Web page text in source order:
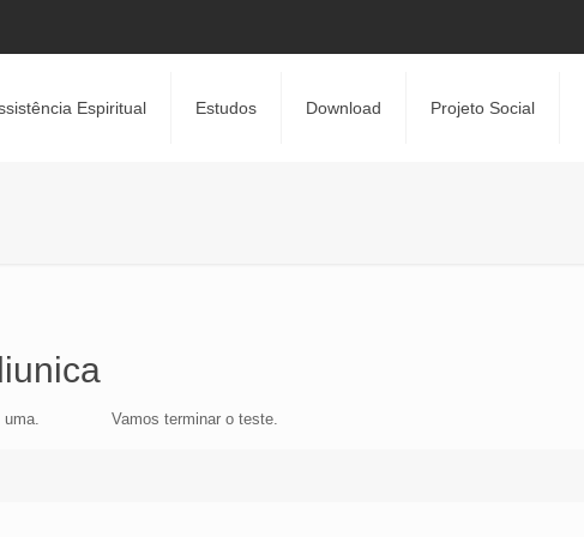
Espiritual Estudos Download Projeto Social
uma. Vamos terminar o teste.